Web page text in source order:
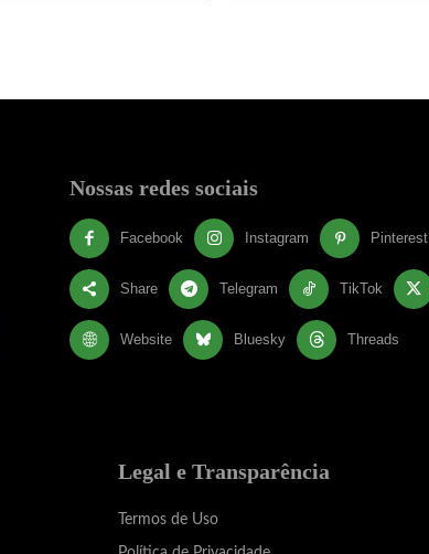
Nossas redes sociais
Facebook Instagram Pinterest
Share Telegram TikTok
Website Bluesky Threads
Legal e Transparência
Termos de Uso